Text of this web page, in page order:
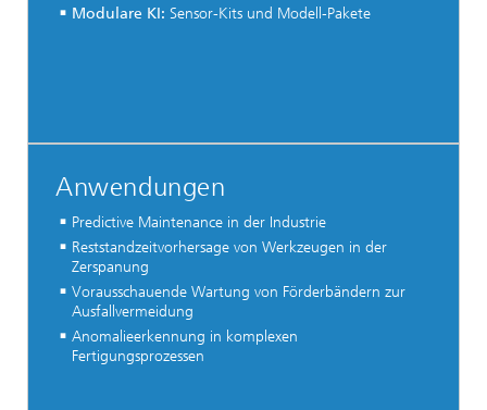
Modulare KI: Sensor-Kits und Modell-Pakete
Anwendungen
Predictive Maintenance in der Industrie
Reststandzeitvorhersage von Werkzeugen in der
Zerspanung
Vorausschauende Wartung von Förderbändern zur
Ausfallvermeidung
Anomalieerkennung in komplexen
Fertigungsprozessen